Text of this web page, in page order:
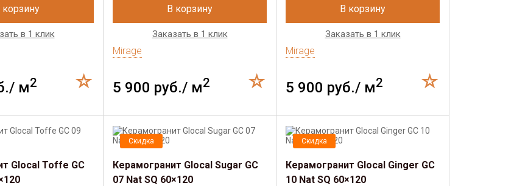
корзину
в 1 клик
м2
В корзину
Заказать в 1 клик
Mirage
5 900 руб./ м2
В корзину
Заказать в 1 клик
Mirage
5 900 руб./ м2
Glocal Toffe GC
Скидка
Керамогранит Glocal Sugar GC
07 Nat SQ 60×120
Скидка
Керамогранит Glocal Ginger GC
10 Nat SQ 60×120